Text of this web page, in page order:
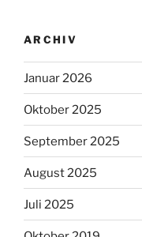
ARCHIV
Januar 2026
Oktober 2025
September 2025
August 2025
Juli 2025